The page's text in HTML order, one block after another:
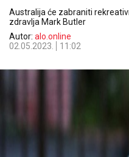
Australija će zabraniti
zdravlja Mark Butler
Autor: alo.online
02.05.2023.
11:02